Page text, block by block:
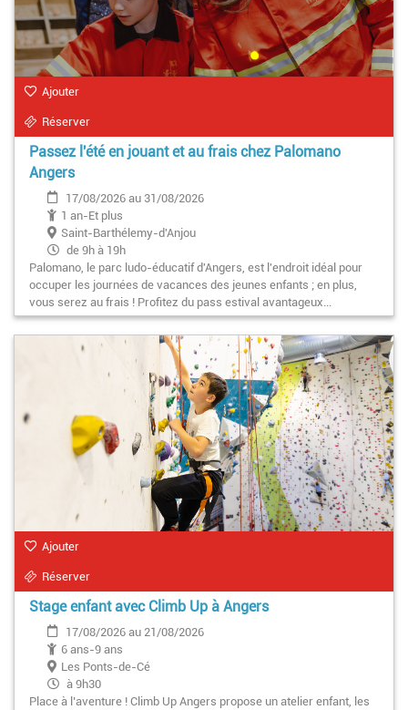
Ajouter
Réserver
Passez l'été en jouant et au frais chez Palomano
Angers
17/08/2026 au 31/08/2026
1 an-Et plus
Saint-Barthélemy-d'Anjou
de 9h à 19h
Palomano, le parc ludo-éducatif d'Angers, est l'endroit idéal pour
occuper les journées de vacances des jeunes enfants ; en plus,
vous serez au frais ! Profitez du pass estival avantageux...
Ajouter
Réserver
Stage enfant avec Climb Up à Angers
17/08/2026 au 21/08/2026
6 ans-9 ans
Les Ponts-de-Cé
à 9h30
Place à l’aventure ! Climb Up Angers propose un atelier enfant, les